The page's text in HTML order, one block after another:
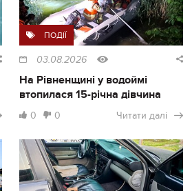
ПОДІЇ
03.08.2026
На Рівненщині у водоймі
втопилася 15-річна дівчина
0 0 Читати далі